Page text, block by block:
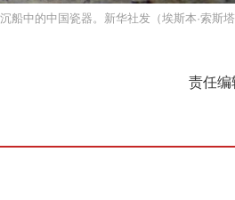
中的中国瓷器。新华社发（埃斯本·索斯塔
责任编